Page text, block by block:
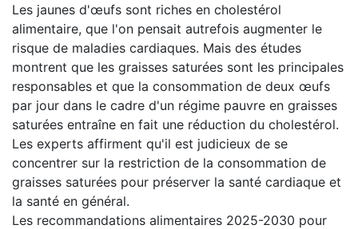
Les jaunes d'œufs sont riches en cholestérol
alimentaire, que l'on pensait autrefois augmenter le
risque de maladies cardiaques. Mais des études
montrent que les graisses saturées sont les principales
responsables et que la consommation de deux œufs
par jour dans le cadre d'un régime pauvre en graisses
saturées entraîne en fait une réduction du cholestérol.
Les experts affirment qu'il est judicieux de se
concentrer sur la restriction de la consommation de
graisses saturées pour préserver la santé cardiaque et
la santé en général.
Les recommandations alimentaires 2025-2030 pour